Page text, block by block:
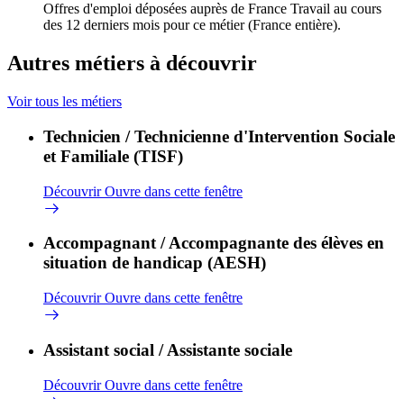
Offres d'emploi déposées auprès de France Travail au cours
des 12 derniers mois pour ce métier (France entière).
Autres métiers à découvrir
Voir tous les métiers
Technicien / Technicienne d'Intervention Sociale
et Familiale (TISF)
DécouvrirOuvre dans cette fenêtre
Accompagnant / Accompagnante des élèves en
situation de handicap (AESH)
DécouvrirOuvre dans cette fenêtre
Assistant social / Assistante sociale
DécouvrirOuvre dans cette fenêtre